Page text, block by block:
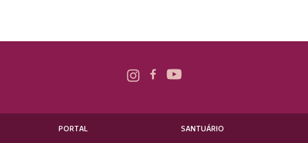
PORTAL
SANTUÁRIO